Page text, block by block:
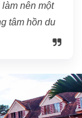
nên một
tâm hồn du